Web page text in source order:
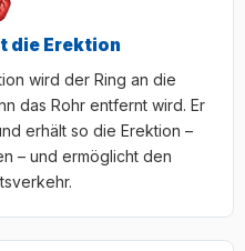
die Erektion
wird der Ring an die
das Rohr entfernt wird. Er
erhält so die Erektion –
– und ermöglicht den